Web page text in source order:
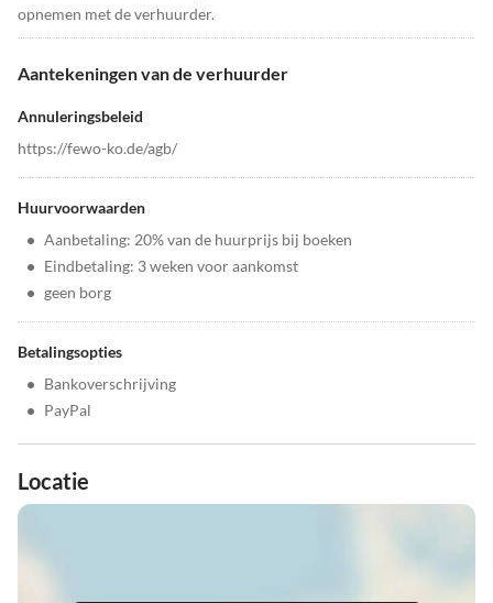
opnemen met de verhuurder.
Aantekeningen van de verhuurder
Annuleringsbeleid
https://fewo-ko.de/agb/
Huurvoorwaarden
• Aanbetaling: 20% van de huurprijs bij boeken
• Eindbetaling: 3 weken voor aankomst
• geen borg
Betalingsopties
• Bankoverschrijving
• PayPal
Locatie